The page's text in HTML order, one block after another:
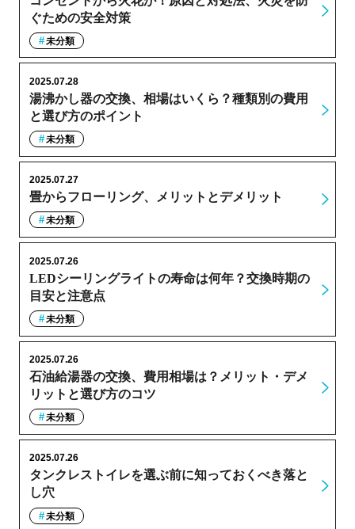
ぐための安全対策
未分類
湯沸かし器の交換、相場はいくら？種類別の費用
と選び方のポイント
2025.07.28
未分類
畳からフローリング、メリットとデメリット
2025.07.27
未分類
LEDシーリングライトの寿命は何年？交換時期の
目安と注意点
2025.07.26
未分類
石油給湯器の交換、費用相場は？メリット・デメ
リットと選び方のコツ
2025.07.26
未分類
タンクレストイレを選ぶ前に知っておくべき落と
し穴
2025.07.26
未分類